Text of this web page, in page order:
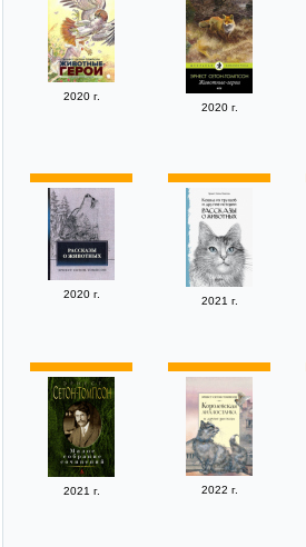
2020 г.
2020 г.
2020 г.
2021 г.
2021 г. 2022 г.